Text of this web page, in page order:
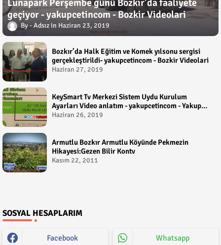
Lunapark Perşembe günü Bozkır'da faaliyete
geçiyor - yakupcetincom - Bozkir Videolari
Adsız Haziran 23, 2019
Bozkır’da Halk Eğitim ve Komek yılsonu sergisi
gerçekleştirildi- yakupcetincom - Bozkir Videolari
Haziran 27, 2019
KeySmart Tv Merkezi Sistem Uydu Kurulum
Ayarları Video anlatım - yakupcetincom - Yakup
Çetin
Haziran 26, 2019
Armutlu Bozkır Armutlu Köyünde Pekmezin
Hikayesi:Gezen Bilir Kontv
Kasım 22, 2011
SOSYAL HESAPLARIM
Facebook Whatsapp